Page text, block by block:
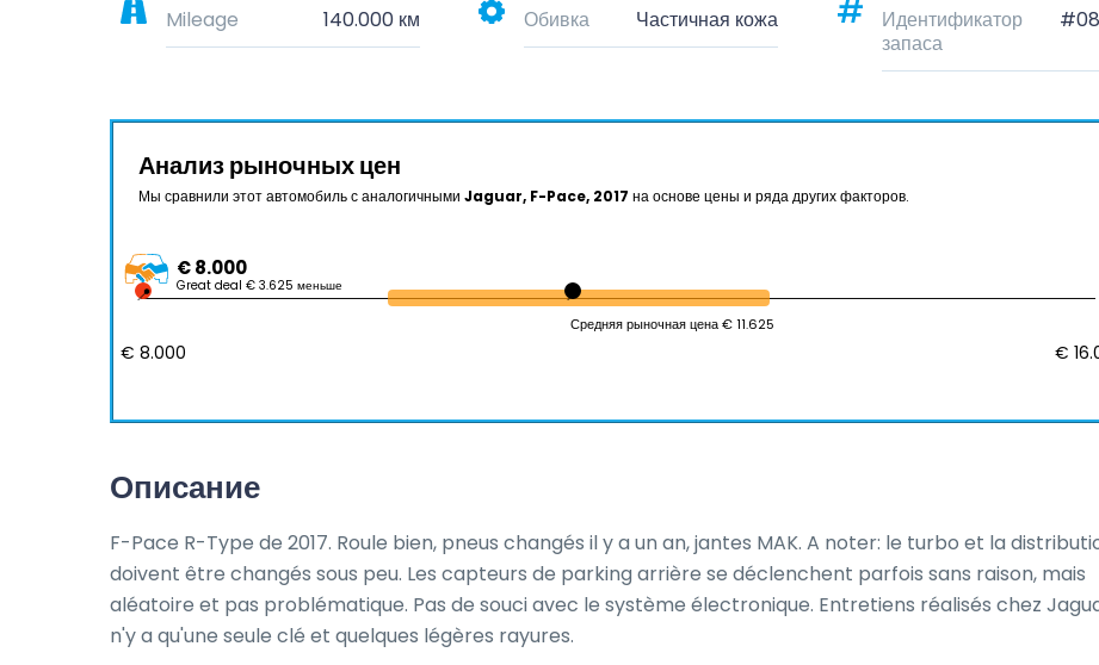
Mileage
140.000 км Обивка Частичная кожа
Идентификатор
запаса
Анализ рыночных цен
Мы сравнили этот автомобиль с аналогичными Jaguar, F-Pace, 2017 на основе цены и ряда других факторов.
€ 8.000
Great deal € 3.625 меньше
Средняя рыночная цена € 11.625
€ 8.000 €
Описание
F-Pace R-Type de 2017. Roule bien, pneus changés il y a un an, jantes MAK. A noter: le turbo et la
doivent être changés sous peu. Les capteurs de parking arrière se déclenchent parfois sans raison, mais
aléatoire et pas problématique. Pas de souci avec le système électronique. Entretiens réalisés chez
n'y a qu'une seule clé et quelques légères rayures.